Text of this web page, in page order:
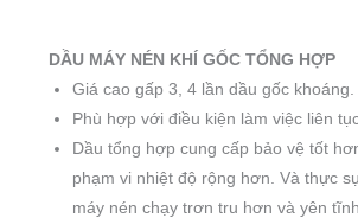
DẦU MÁY NÉN KHÍ GỐC TỔNG HỢP
Giá cao gấp 3, 4 lần dầu gốc khoáng.
Phù hợp với điều kiện làm việc liên
Dầu tổng hợp cung cấp bảo vệ tốt
phạm vi nhiệt độ rộng hơn. Và thực
máy nén chạy trơn tru hơn và yên